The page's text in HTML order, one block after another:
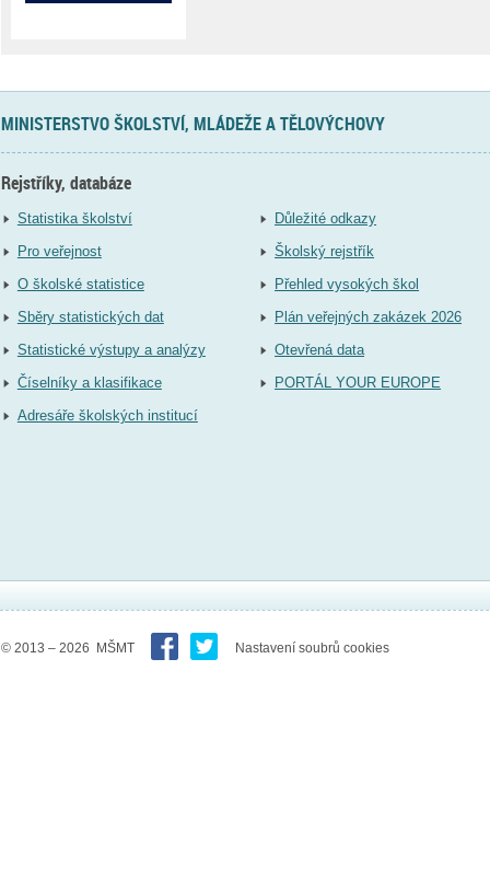
MINISTERSTVO ŠKOLSTVÍ, MLÁDEŽE A TĚLOVÝCHOVY
Rejstříky, databáze
Statistika školství
Pro veřejnost
O školské statistice
Sběry statistických dat
Statistické výstupy a analýzy
Číselníky a klasifikace
Adresáře školských institucí
Důležité odkazy
Školský rejstřík
Přehled vysokých škol
Plán veřejných zakázek 2026
Otevřená data
PORTÁL YOUR EUROPE
© 2013 – 2026 MŠMT Nastavení soubrů cookies